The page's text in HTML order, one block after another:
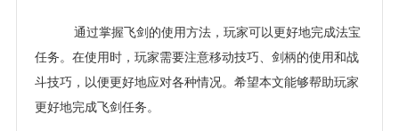
通过掌握飞剑的使用方法，玩家可以更好地完成法宝
任务。在使用时，玩家需要注意移动技巧、剑柄的使用和战
斗技巧，以便更好地应对各种情况。希望本文能够帮助玩家
更好地完成飞剑任务。